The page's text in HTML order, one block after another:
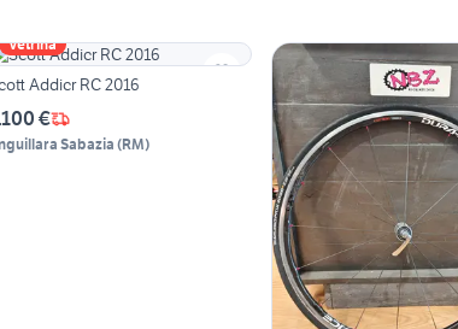
Vetrina
Addicr RC 2016
€
Sabazia (RM)